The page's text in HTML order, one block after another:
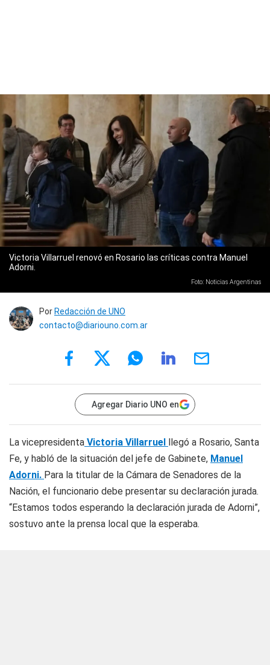
Victoria Villarruel renovó en Rosario las críticas contra Manuel
Adorni.
Foto: Noticias Argentinas
Por Redacción de UNO
contacto@diariouno.com.ar
Agregar Diario UNO en
La vicepresidenta Victoria Villarruel llegó a Rosario, Santa
Fe, y habló de la situación del jefe de Gabinete, Manuel
Adorni. Para la titular de la Cámara de Senadores de la
Nación, el funcionario debe presentar su declaración jurada.
“Estamos todos esperando la declaración jurada de Adorni”,
sostuvo ante la prensa local que la esperaba.